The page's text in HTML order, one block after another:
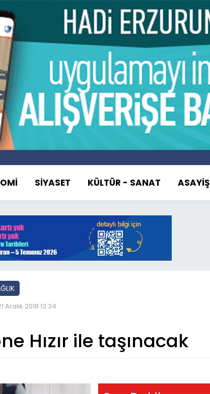
SİYASET KÜLTÜR - SANAT ASAYİŞ
Aralık 2018 13:34
ile taşınacak